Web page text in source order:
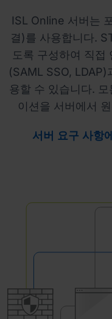
ISL Online 서버는
결)를 사용합니다.
도록 구성하여 직접
(SAML SSO, LDAP)
용할 수 있습니다.
이션을 서버에서
서버 요구 사항